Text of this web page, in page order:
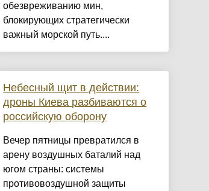
обезвреживанию мин,
блокирующих стратегически
важный морской путь....
Небесный щит в действии:
дроны Киева разбиваются о
российскую оборону
Вечер пятницы превратился в
арену воздушных баталий над
югом страны: системы
противовоздушной защиты